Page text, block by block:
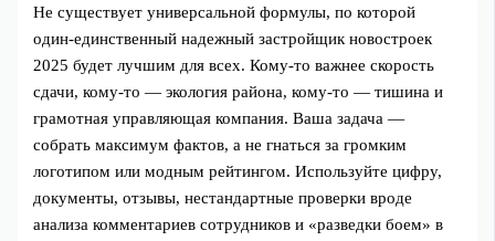
Не существует универсальной формулы, по которой
один‑единственный надежный застройщик новостроек
2025 будет лучшим для всех. Кому‑то важнее скорость
сдачи, кому‑то — экология района, кому‑то — тишина и
грамотная управляющая компания. Ваша задача —
собрать максимум фактов, а не гнаться за громким
логотипом или модным рейтингом. Используйте цифру,
документы, отзывы, нестандартные проверки вроде
анализа комментариев сотрудников и «разведки боем» в